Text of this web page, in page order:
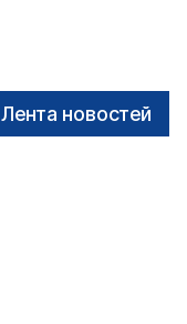
Лента новостей